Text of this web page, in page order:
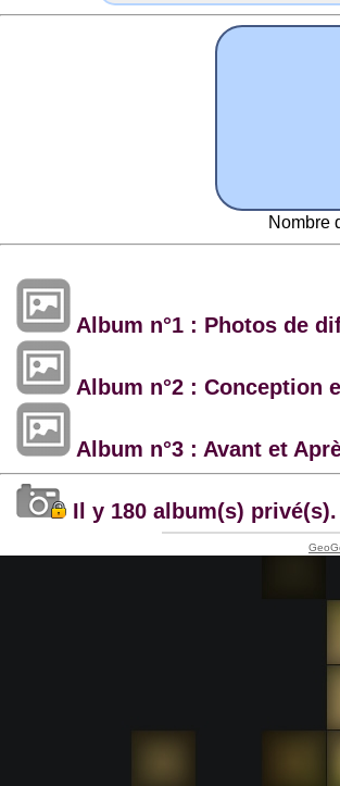
Nombre
Album n°1 : Photos de
Album n°2 : Conception
Album n°3 : Avant et
Il y 180 album(s)